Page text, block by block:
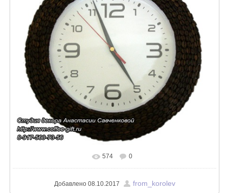
574 0
Добавлено08.10.2017 from_korolev